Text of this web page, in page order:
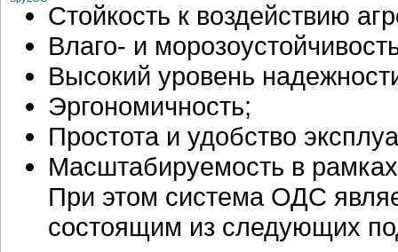
Стойкость к воздействию
Влаго- и
Высокий уровень
Эргономичность;
Простота и удобство
Масштабируемость в
При этом система ОДС
состоящим из следующих